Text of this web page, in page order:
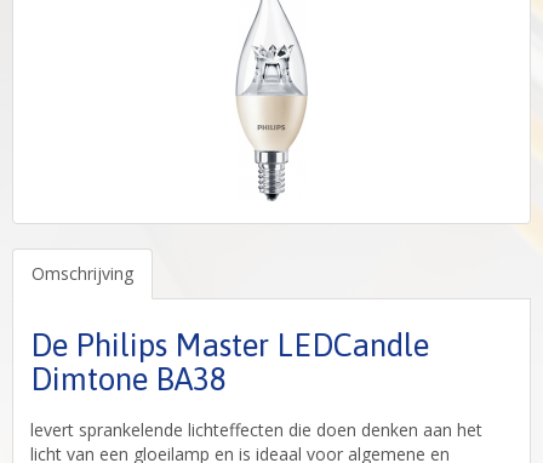
Omschrijving
De Philips Master LEDCandle
Dimtone BA38
levert sprankelende lichteffecten die doen denken aan het
licht van een gloeilamp en is ideaal voor algemene en